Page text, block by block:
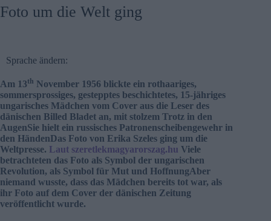
Foto um die Welt ging
Sprache ändern:
Am 13th November 1956 blickte ein rothaariges,
sommersprossiges, gestepptes beschichtetes, 15-jähriges
ungarisches Mädchen vom Cover aus die Leser des
dänischen Billed Bladet an, mit stolzem Trotz in den
AugenSie hielt ein russisches Patronenscheibengewehr in
den HändenDas Foto von Erika Szeles ging um die
Weltpresse. Laut szeretlekmagyarorszag.hu Viele
betrachteten das Foto als Symbol der ungarischen
Revolution, als Symbol für Mut und HoffnungAber
niemand wusste, dass das Mädchen bereits tot war, als
ihr Foto auf dem Cover der dänischen Zeitung
veröffentlicht wurde.